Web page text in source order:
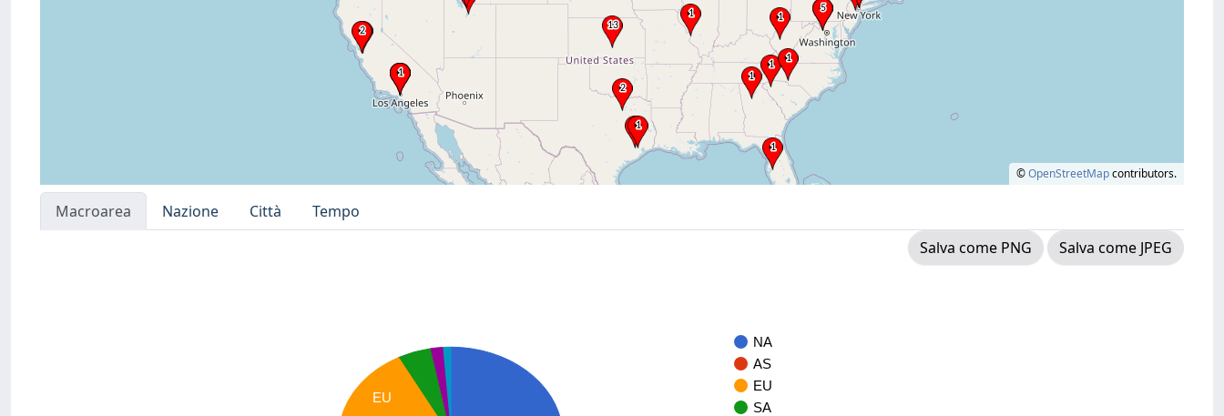
©OpenStreetMapcontributors.
Macroarea Nazione Città
Tempo
Salva come PNG
Salva come JPEG
NA
AS
EU
SA
EU